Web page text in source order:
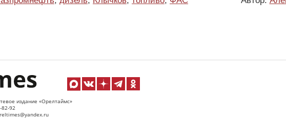
издание «Орелтаймс»
82-92